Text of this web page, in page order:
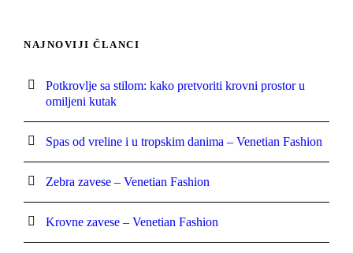
NAJNOVIJI ČLANCI
Potkrovlje sa stilom: kako pretvoriti krovni prostor u
omiljeni kutak
Spas od vreline i u tropskim danima – Venetian Fashion
Zebra zavese – Venetian Fashion
Krovne zavese – Venetian Fashion